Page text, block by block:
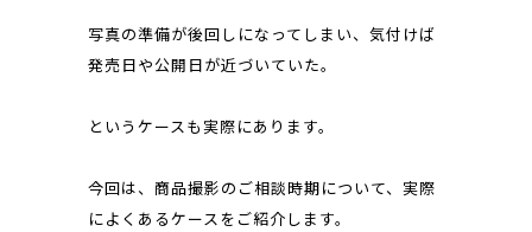
写真の準備が後回しになってしまい、気付けば
発売日や公開日が近づいていた。
というケースも実際にあります。
今回は、商品撮影のご相談時期について、実際
によくあるケースをご紹介します。